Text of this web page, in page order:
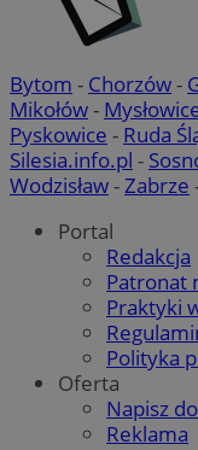
Bytom - Chorzów-
Mikołów-
Pyskowice - Ruda
Silesia.info.pl -
Wodzisław-Zabrze
Portal
Redakcja
Patronat
Praktyki
Polityka
Oferta
Napisz
Reklama